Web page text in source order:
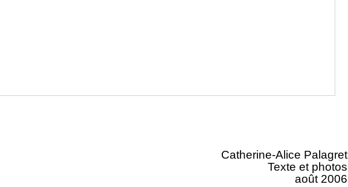
Catherine-Alice Palagret
Texte et photos
août 2006